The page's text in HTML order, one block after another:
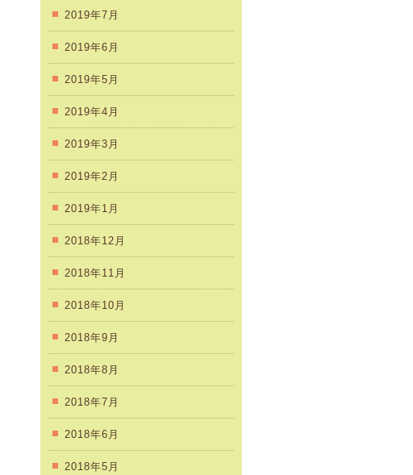
2019年7月
2019年6月
2019年5月
2019年4月
2019年3月
2019年2月
2019年1月
2018年12月
2018年11月
2018年10月
2018年9月
2018年8月
2018年7月
2018年6月
2018年5月